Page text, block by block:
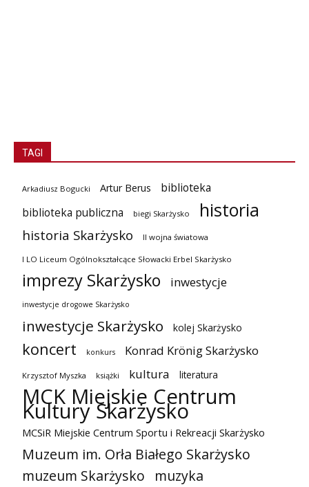
TAGI
Arkadiusz Bogucki Artur Berus
biblioteka
biblioteka publiczna
biegi Skarżysko historia
historia Skarżysko II wojna światowa
I LO Liceum Ogólnokształcące Słowacki Erbel Skarżysko
imprezy Skarżysko inwestycje
inwestycje drogowe Skarżysko
inwestycje Skarżysko kolej Skarżysko
koncert konkurs Konrad Krönig Skarżysko
Krzysztof Myszka książki kultura literatura
MCK Miejskie Centrum
Kultury Skarżysko
MCSiR Miejskie Centrum Sportu i Rekreacji Skarżysko
Muzeum im. Orła Białego Skarżysko
muzeum Skarżysko
muzyka